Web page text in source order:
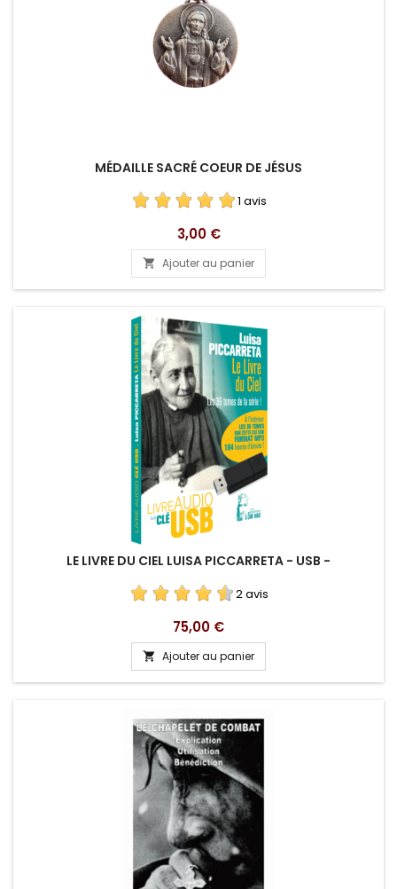
MÉDAILLE SACRÉ COEUR DE JÉSUS
1 avis
Prix
3,00 €
 Ajouter au panier
LE LIVRE DU CIEL LUISA PICCARRETA - USB -
2 avis
Prix
75,00 €
 Ajouter au panier